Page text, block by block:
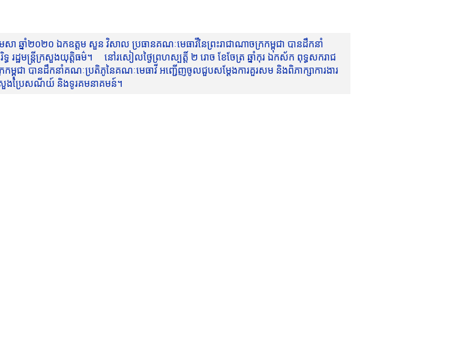
ឆ្នាំ២០២០ ឯកឧត្តម សួន វិសាល ប្រធានគណៈមេធាវីនៃព្រះរាជាណាចក្រកម្ពុជា បានដឹកនាំ
រដ្ឋមន្ត្រីក្រសួងយុត្តិធម៌។ នៅរសៀលថ្ងៃព្រហស្បត្តិ៍ ២ រោច ខែចែត្រ ឆ្នាំកុរ ឯកស័ក ពុទ្ធសករាជ
ពុជា បានដឹកនាំគណៈប្រតិភូនៃគណៈមេធាវី អញ្ជើញចូលជួបសម្តែងការគួរសម និងពិភាក្សាការងារ
រសួងប្រៃសណីយ៍ និងទូរគមនាគមន៍។